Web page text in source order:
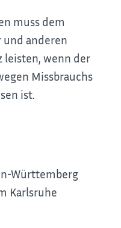
muss dem
anderen
leisten, wenn der
Missbrauchs
ist.
Württemberg
Karlsruhe